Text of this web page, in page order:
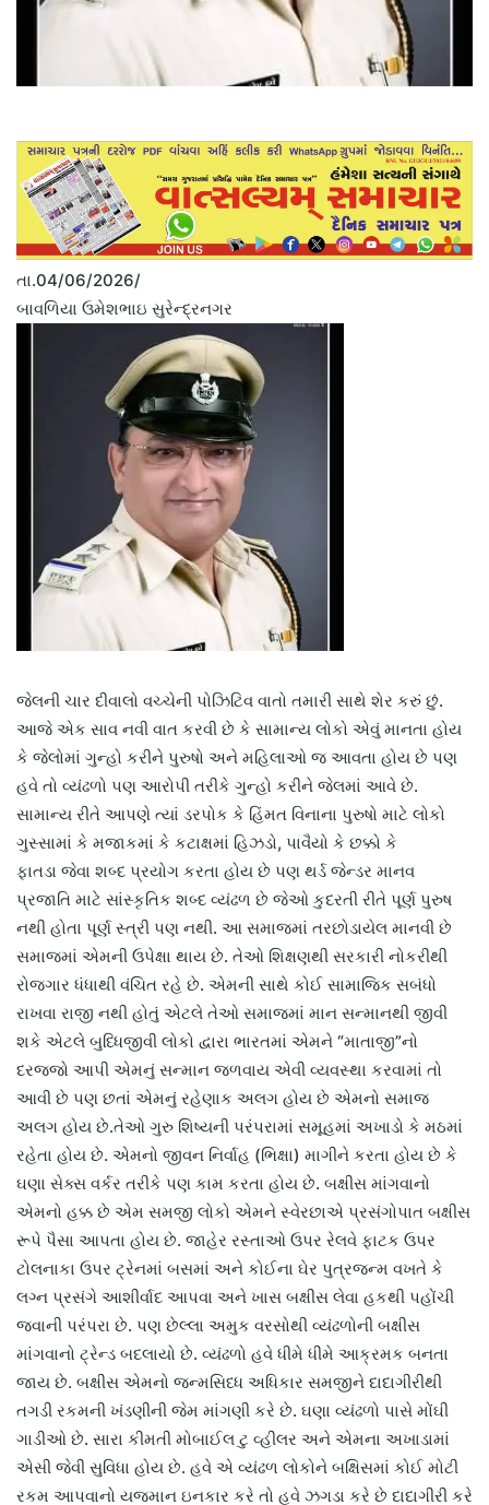
તા.04/06/2026/
બાવળિયા ઉમેશભાઇ સુરેન્દ્રનગર
જેલની ચાર દીવાલો વચ્ચેની પોઝિટિવ વાતો તમારી સાથે શેર કરું છું.
આજે એક સાવ નવી વાત કરવી છે કે સામાન્ય લોકો એવું માનતા હોય
કે જેલોમાં ગુન્હો કરીને પુરુષો અને મહિલાઓ જ આવતા હોય છે પણ
હવે તો વ્યંઢળો પણ આરોપી તરીકે ગુન્હો કરીને જેલમાં આવે છે.
સામાન્ય રીતે આપણે ત્યાં ડરપોક કે હિંમત વિનાના પુરુષો માટે લોકો
ગુસ્સામાં કે મજાકમાં કે કટાક્ષમાં હિઝડો, પાવૈયો કે છક્કો કે
ફાતડા જેવા શબ્દ પ્રયોગ કરતા હોય છે પણ થર્ડ જેન્ડર માનવ
પ્રજાતિ માટે સાંસ્કૃતિક શબ્દ વ્યંઢળ છે જેઓ કુદરતી રીતે પૂર્ણ પુરુષ
નથી હોતા પૂર્ણ સ્ત્રી પણ નથી. આ સમાજમાં તરછોડાયેલ માનવી છે
સમાજમાં એમની ઉપેક્ષા થાય છે. તેઓ શિક્ષણથી સરકારી નોકરીથી
રોજગાર ધંધાથી વંચિત રહે છે. એમની સાથે કોઈ સામાજિક સબંધો
રાખવા રાજી નથી હોતું એટલે તેઓ સમાજમાં માન સન્માનથી જીવી
શકે એટલે બુધ્ધિજીવી લોકો દ્વારા ભારતમાં એમને “માતાજી”નો
દરજ્જો આપી એમનું સન્માન જળવાય એવી વ્યવસ્થા કરવામાં તો
આવી છે પણ છતાં એમનું રહેણાક અલગ હોય છે એમનો સમાજ
અલગ હોય છે.તેઓ ગુરુ શિષ્યની પરંપરામાં સમૂહમાં અખાડો કે મઠમાં
રહેતા હોય છે. એમનો જીવન નિર્વાહ (ભિક્ષા) માગીને કરતા હોય છે કે
ઘણા સેક્સ વર્કર તરીકે પણ કામ કરતા હોય છે. બક્ષીસ માંગવાનો
એમનો હક્ક છે એમ સમજી લોકો એમને સ્વેરછાએ પ્રસંગોપાત બક્ષીસ
રૂપે પૈસા આપતા હોય છે. જાહેર રસ્તાઓ ઉપર રેલવે ફાટક ઉપર
ટોલનાકા ઉપર ટ્રેનમાં બસમાં અને કોઈના ઘેર પુત્રજન્મ વખતે કે
લગ્ન પ્રસંગે આશીર્વાદ આપવા અને ખાસ બક્ષીસ લેવા હકથી પહોંચી
જવાની પરંપરા છે. પણ છેલ્લા અમુક વરસોથી વ્યંઢળોની બક્ષીસ
માંગવાનો ટ્રેન્ડ બદલાયો છે. વ્યંઢળો હવે ધીમે ધીમે આક્રમક બનતા
જાય છે. બક્ષીસ એમનો જન્મસિધ્ધ અધિકાર સમજીને દાદાગીરીથી
તગડી રકમની ખંડણીની જેમ માંગણી કરે છે. ઘણા વ્યંઢળો પાસે મોંઘી
ગાડીઓ છે. સારા કીમતી મોબાઈલ ટુ વ્હીલર અને એમના અખાડામાં
એસી જેવી સુવિધા હોય છે. હવે એ વ્યંઢળ લોકોને બક્ષિસમાં કોઈ મોટી
રકમ આપવાનો યજમાન ઇનકાર કરે તો હવે ઝગડા કરે છે દાદાગીરી કરે